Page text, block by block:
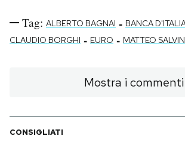
Tag: ALBERTO BAGNAI - BANCA
CLAUDIO BORGHI - EURO - MATTEO
Mostra i commenti
CONSIGLIATI